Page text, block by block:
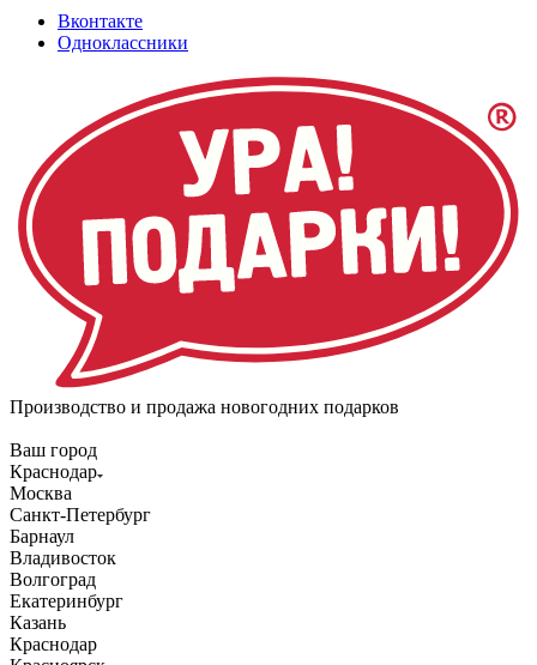
Вконтакте
Одноклассники
Производство и продажа новогодних подарков
Ваш город
Краснодар
Москва
Санкт-Петербург
Барнаул
Владивосток
Волгоград
Екатеринбург
Казань
Краснодар